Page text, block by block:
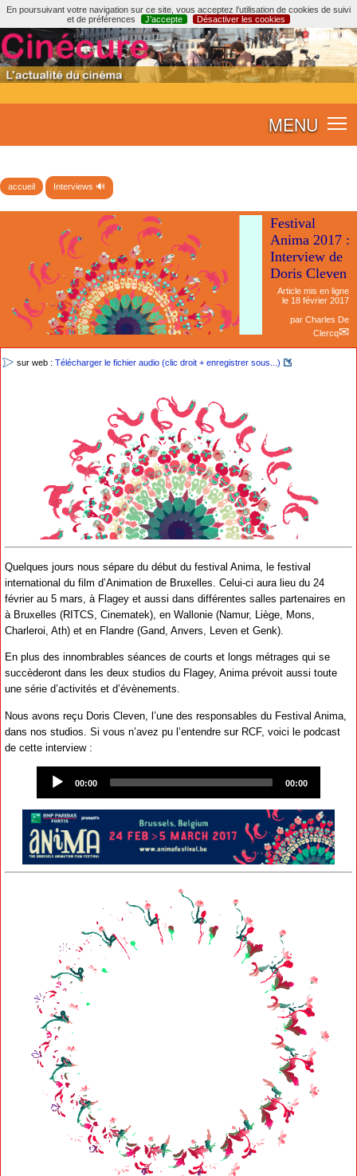
En poursuivant votre navigation sur ce site, vous acceptez l’utilisation de cookies de suivi
et de préférences
J’accepte Désactiver les cookies
MENU
accueil Interviews 🔊
Festival
Anima 2017 :
Interview de
Doris Cleven
Article mis en ligne
le 18 février 2017
par Charles De
Clercq
sur web : Télécharger le fichier audio (clic droit + enregistrer sous...)
Quelques jours nous sépare du début du festival Anima, le festival
international du film d’Animation de Bruxelles. Celui-ci aura lieu du 24
février au 5 mars, à Flagey et aussi dans différentes salles partenaires en
à Bruxelles (RITCS, Cinematek), en Wallonie (Namur, Liège, Mons,
Charleroi, Ath) et en Flandre (Gand, Anvers, Leven et Genk).
En plus des innombrables séances de courts et longs métrages qui se
succèderont dans les deux studios du Flagey, Anima prévoit aussi toute
une série d’activités et d’évènements.
Nous avons reçu Doris Cleven, l’une des responsables du Festival Anima,
dans nos studios. Si vous n’avez pu l’entendre sur RCF, voici le podcast
de cette interview :
Player
00:00 00:00